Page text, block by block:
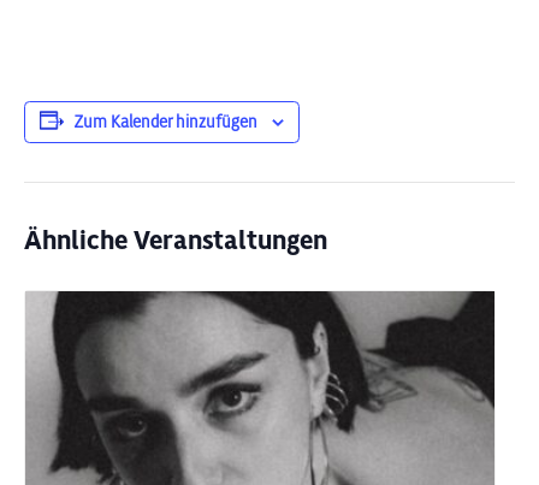
Zum Kalender hinzufügen
Ähnliche Veranstaltungen